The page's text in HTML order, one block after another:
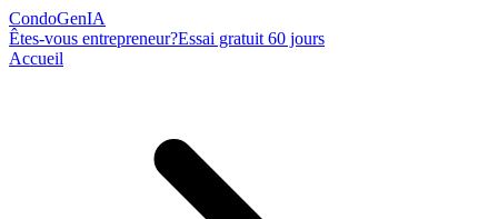
CondoGenIA
Êtes-vous entrepreneur?Essai gratuit 60 jours
Accueil